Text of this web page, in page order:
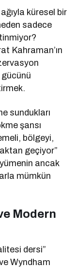
küresel bir
sadece
Kahraman’ın
gücünü
sundukları
şansı
bölgeyi,
geçiyor”
ancak
mümkün
Modern
dersi”
Wyndham